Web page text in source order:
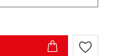
Zur